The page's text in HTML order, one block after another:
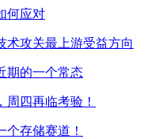
何应对
术攻关最上游受益方向
期的一个常态
周四再临考验！
存储赛道！